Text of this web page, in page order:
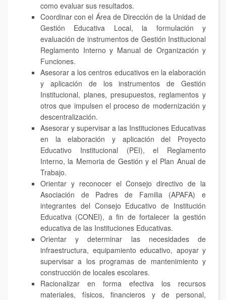
como evaluar sus resultados.
Coordinar con el Área de Dirección de la Unidad de
Gestión Educativa Local, la formulación y
evaluación de instrumentos de Gestión Institucional
Reglamento Interno y Manual de Organización y
Funciones.
Asesorar a los centros educativos en la elaboración
y aplicación de los instrumentos de Gestión
Institucional, planes, presupuestos, reglamentos y
otros que impulsen el proceso de modernización y
descentralización.
Asesorar y supervisar a las Instituciones Educativas
en la elaboración y aplicación del Proyecto
Educativo Institucional (PEI), el Reglamento
Interno, la Memoria de Gestión y el Plan Anual de
Trabajo.
Orientar y reconocer el Consejo directivo de la
Asociación de Padres de Familia (APAFA) e
integrantes del Consejo Educativo de Institución
Educativa (CONEI), a fin de fortalecer la gestión
educativa de las Instituciones Educativas.
Orientar y determinar las necesidades de
infraestructura, equipamiento educativo, apoyar y
supervisar a los programas de mantenimiento y
construcción de locales escolares.
Racionalizar en forma efectiva los recursos
materiales, físicos, financieros y de personal,